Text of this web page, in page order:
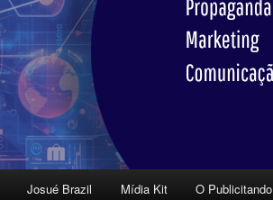
Josué Brazil Mídia Kit O Publicitando